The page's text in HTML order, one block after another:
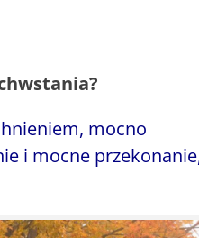
mocno
i mocne